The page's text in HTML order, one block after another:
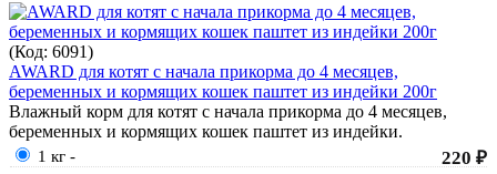
(Код: 6091)
AWARD для котят с начала прикорма до 4 месяцев,
беременных и кормящих кошек паштет из индейки 200г
Влажный корм для котят с начала прикорма до 4 месяцев,
беременных и кормящих кошек паштет из индейки.
1 кг - 220 ₽